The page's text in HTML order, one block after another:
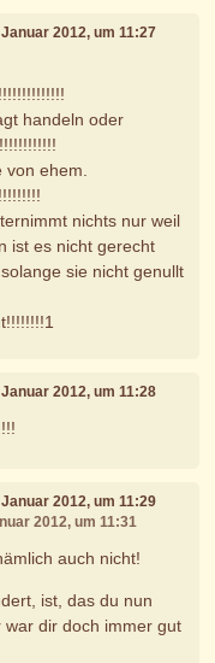
Januar 2012, um 11:27
handeln oder
ehem.
nichts nur weil
ist es nicht gerecht
sie nicht genullt
Januar 2012, um 11:28
Januar 2012, um 11:29
2012, um 11:31
auch nicht!
ist, das du nun
dir doch immer gut